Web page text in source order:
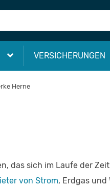
VERSICHERUNGEN
Herne
das sich im Laufe der
von Strom, Erdgas und